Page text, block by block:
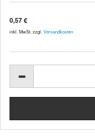
0,57 €
inkl. MwSt. zzgl. Versandkosten